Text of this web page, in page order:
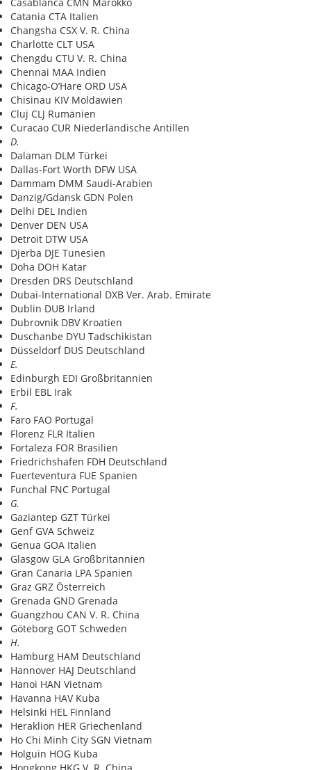
Catania CTA Italien
Changsha CSX V. R. China
Charlotte CLT USA
Chengdu CTU V. R. China
Chennai MAA Indien
Chicago-O’Hare ORD USA
Chisinau KIV Moldawien
Cluj CLJ Rumänien
Curacao CUR Niederländische Antillen
D.
Dalaman DLM Türkei
Dallas-Fort Worth DFW USA
Dammam DMM Saudi-Arabien
Danzig/Gdansk GDN Polen
Delhi DEL Indien
Denver DEN USA
Detroit DTW USA
Djerba DJE Tunesien
Doha DOH Katar
Dresden DRS Deutschland
Dubai-International DXB Ver. Arab. Emirate
Dublin DUB Irland
Dubrovnik DBV Kroatien
Duschanbe DYU Tadschikistan
Düsseldorf DUS Deutschland
E.
Edinburgh EDI Großbritannien
Erbil EBL Irak
F.
Faro FAO Portugal
Florenz FLR Italien
Fortaleza FOR Brasilien
Friedrichshafen FDH Deutschland
Fuerteventura FUE Spanien
Funchal FNC Portugal
G.
Gaziantep GZT Türkei
Genf GVA Schweiz
Genua GOA Italien
Glasgow GLA Großbritannien
Gran Canaria LPA Spanien
Graz GRZ Österreich
Grenada GND Grenada
Guangzhou CAN V. R. China
Göteborg GOT Schweden
H.
Hamburg HAM Deutschland
Hannover HAJ Deutschland
Hanoi HAN Vietnam
Havanna HAV Kuba
Helsinki HEL Finnland
Heraklion HER Griechenland
Ho Chi Minh City SGN Vietnam
Holguin HOG Kuba
Hongkong HKG V. R. China